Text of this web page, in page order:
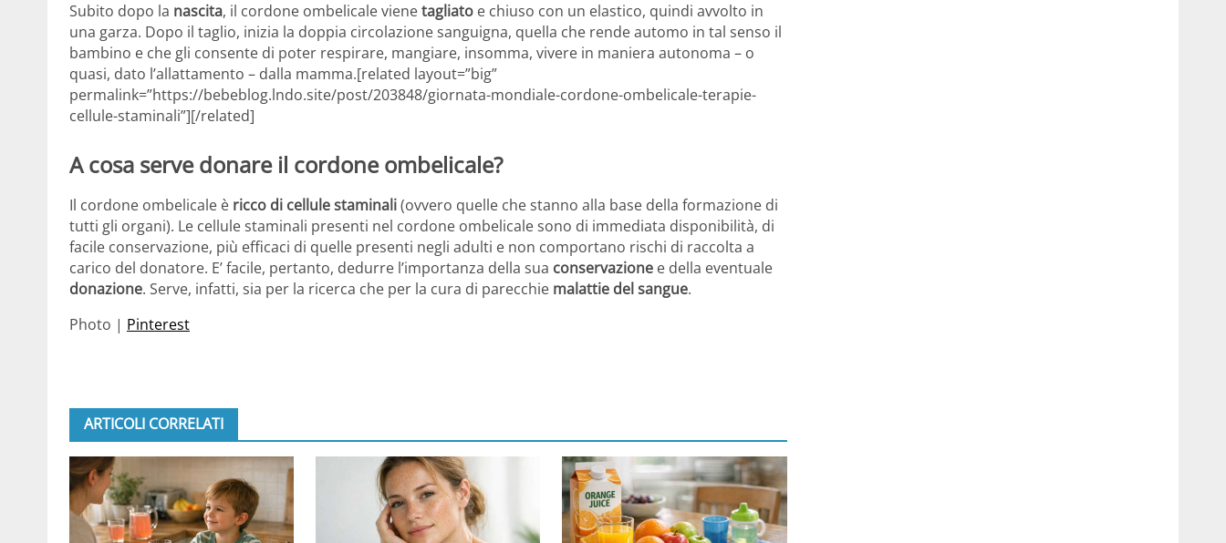
Subito dopo la nascita, il cordone ombelicale vienetagliato e chiuso con un elastico, quindi avvolto in
una garza. Dopo il taglio, inizia la doppia circolazione sanguigna, quella che rende automo in tal senso il
bambino e che gli consente di poter respirare, mangiare, insomma, vivere in maniera autonoma – o
quasi, dato l’allattamento – dalla mamma.[related layout=”big”
permalink=”https://bebeblog.lndo.site/post/203848/giornata-mondiale-cordone-ombelicale-terapie-
cellule-staminali”][/related]
A cosa serve donare il cordone ombelicale?
Il cordone ombelicale è ricco di cellule staminali(ovvero quelle che stanno alla base della formazione di
tutti gli organi). Le cellule staminali presenti nel cordone ombelicale sono di immediata disponibilità, di
facile conservazione, più efficaci di quelle presenti negli adulti e non comportano rischi di raccolta a
carico del donatore. E’ facile, pertanto, dedurre l’importanza della sua conservazione e della eventuale
donazione. Serve, infatti, sia per la ricerca che per la cura di parecchie malattie del sangue.
Photo | Pinterest
ARTICOLI CORRELATI